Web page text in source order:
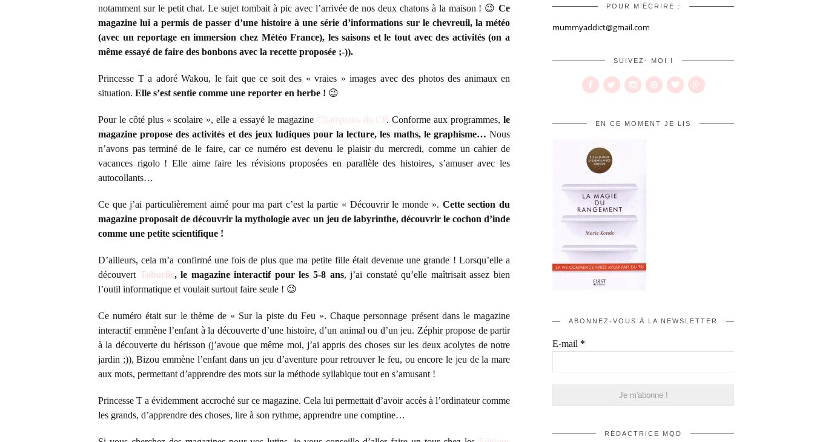
notamment sur le petit chat. Le sujet tombait à pic avec l’arrivée de nos deux chatons à la maison ! 😉 Ce
magazine lui a permis de passer d’une histoire à une série d’informations sur le chevreuil, la météo
(avec un reportage en immersion chez Météo France), les saisons et le tout avec des activités (on a
même essayé de faire des bonbons avec la recette proposée ;-)).
Princesse T a adoré Wakou, le fait que ce soit des « vraies » images avec des photos des animaux en
situation. Elle s’est sentie comme une reporter en herbe ! 😉
Pour le côté plus « scolaire », elle a essayé le magazine Champions du CP. Conforme aux programmes,le
magazine propose des activités et des jeux ludiques pour la lecture, les maths, le graphisme… Nous
n’avons pas terminé de le faire, car ce numéro est devenu le plaisir du mercredi, comme un cahier de
vacances rigolo ! Elle aime faire les révisions proposées en parallèle des histoires, s’amuser avec les
autocollants…
Ce que j’ai particulièrement aimé pour ma part c’est la partie « Découvrir le monde ». Cette section du
magazine proposait de découvrir la mythologie avec un jeu de labyrinthe, découvrir le cochon d’inde
comme une petite scientifique !
D’ailleurs, cela m’a confirmé une fois de plus que ma petite fille était devenue une grande ! Lorsqu’elle a
découvert Toboclic, le magazine interactif pour les 5-8 ans, j’ai constaté qu’elle maîtrisait assez bien
l’outil informatique et voulait surtout faire seule ! 😉
Ce numéro était sur le thème de « Sur la piste du Feu ». Chaque personnage présent dans le magazine
interactif emmène l’enfant à la découverte d’une histoire, d’un animal ou d’un jeu. Zéphir propose de partir
à la découverte du hérisson (j’avoue que même moi, j’ai appris des choses sur les deux acolytes de notre
jardin ;)), Bizou emmène l’enfant dans un jeu d’aventure pour retrouver le feu, ou encore le jeu de la mare
aux mots, permettant d’apprendre des mots sur la méthode syllabique tout en s’amusant !
Princesse T a évidemment accroché sur ce magazine. Cela lui permettait d’avoir accès à l’ordinateur comme
les grands, d’apprendre des choses, lire à son rythme, apprendre une comptine…
POUR M’ÉCRIRE :
mummyaddict@gmail.com
SUIVEZ- MOI !
EN CE MOMENT JE LIS
ABONNEZ-VOUS À LA NEWSLETTER
E-mail *
RÉDACTRICE MQD